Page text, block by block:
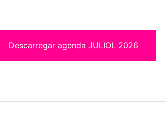
Descarregar agenda JULIOL 2026